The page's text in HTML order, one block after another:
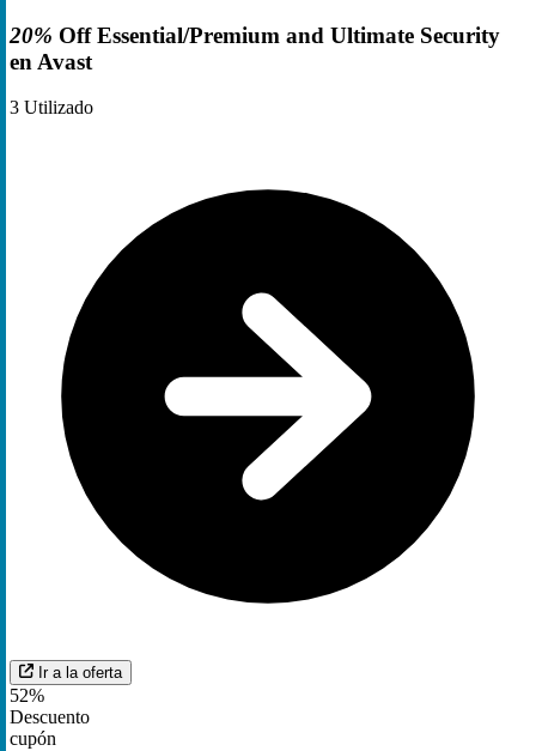
20% Off Essential/Premium and Ultimate Security
en Avast
3 Utilizado
Ir a la oferta
52%
Descuento
cupón